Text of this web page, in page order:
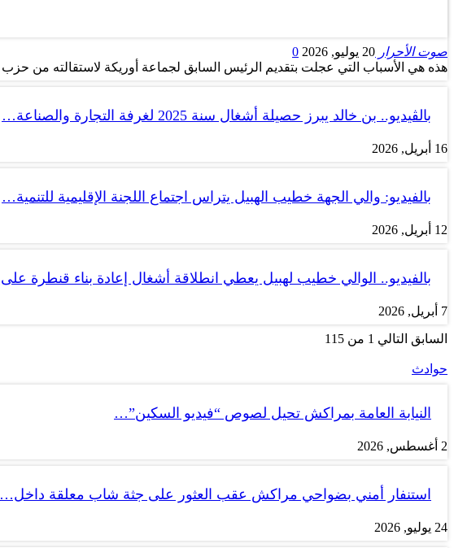
صوت الأحرار 20 يوليو, 2026
0
هذه هي الأسباب التي عجلت بتقديم الرئيس السابق لجماعة أوريكة لاستقالته من حزب
بالڤيديو.. بن خالد يبرز حصيلة أشغال سنة 2025 لغرفة التجارة والصناعة…
16 أبريل, 2026
بالفيديو: والي الجهة خطيب الهبيل يتراس اجتماع اللجنة الإقليمية للتنمية…
12 أبريل, 2026
بالفيديو.. الوالي خطيب لهبيل يعطي انطلاقة أشغال إعادة بناء قنطرة
7 أبريل, 2026
السابق التالي 1 من 115
حوادث
النيابة العامة بمراكش تحيل لصوص “فيديو السكين”…
2 أغسطس, 2026
استنفار أمني بضواحي مراكش عقب العثور على جثة شاب معلقة داخل…
24 يوليو, 2026